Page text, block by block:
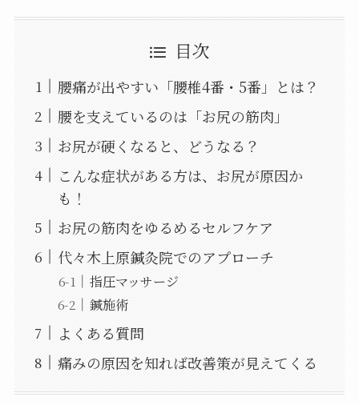
目次
腰痛が出やすい「腰椎4番・5番」とは？
腰を支えているのは「お尻の筋肉」
お尻が硬くなると、どうなる？
こんな症状がある方は、お尻が原因か
も！
お尻の筋肉をゆるめるセルフケア
代々木上原鍼灸院でのアプローチ
指圧マッサージ
鍼施術
よくある質問
痛みの原因を知れば改善策が見えてくる